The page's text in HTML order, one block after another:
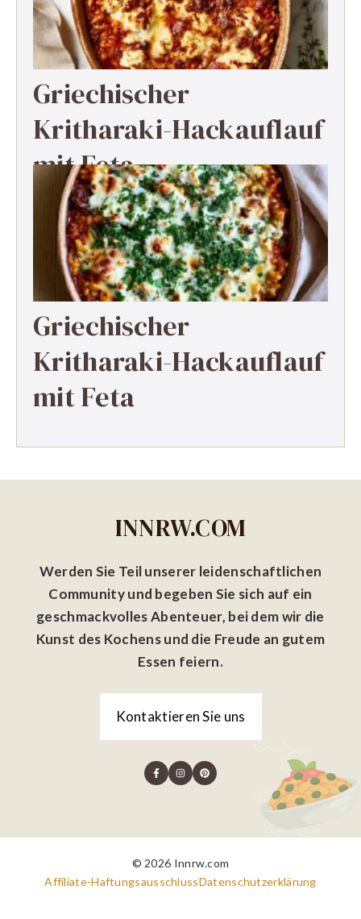
Griechischer
Kritharaki-Hackauflauf
mit Feta
Griechischer
Kritharaki-Hackauflauf
mit Feta
INNRW.COM
Werden Sie Teil unserer leidenschaftlichen
Community und begeben Sie sich auf ein
geschmackvolles Abenteuer, bei dem wir die
Kunst des Kochens und die Freude an gutem
Essen feiern.
Kontaktieren Sie uns
© 2026 Innrw.com
Affiliate-HaftungsausschlussDatenschutzerklärung